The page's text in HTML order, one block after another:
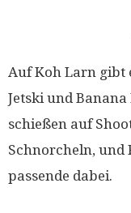
Auf Koh Larn gibt
Jetski und
schießen auf
Schnorcheln, und
passende dabei.